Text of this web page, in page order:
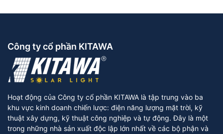
Công ty cổ phần KITAWA
Hoạt động của Công ty cổ phần KITAWA là tập trung vào ba
khu vực kinh doanh chiến lược: điện năng lượng mặt trời, kỹ
thuật xây dựng, kỹ thuật công nghiệp và tự động. Đây là một
trong những nhà sản xuất độc lập lớn nhất về các bộ phận và